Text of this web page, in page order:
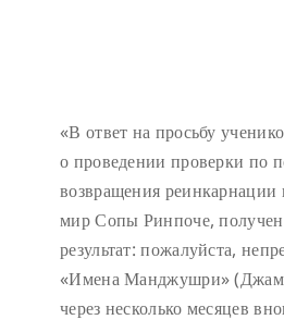
«В ответ на просьбу
о проведении проверки по
возвращения реинкарнации
мир Сопы Ринпоче,
результат: пожалуйста,
«Имена Манджушри»
через несколько месяцев